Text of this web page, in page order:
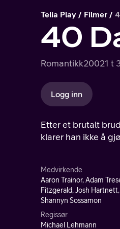
Telia Play Filmer
40
Romantikk20021 t
Logg inn
Etter et brutalt
klarer han ikke å
Medvirkende
Aaron Trainor, Adam
Fitzgerald, Josh
Shannyn Sossamon
Regissør
Michael Lehmann